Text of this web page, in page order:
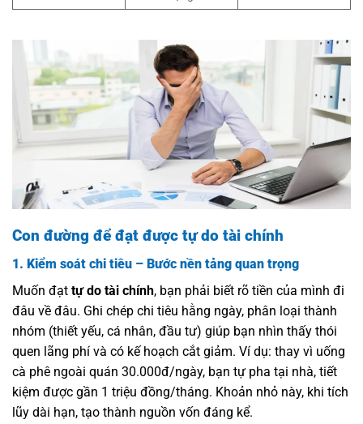
Con đường để đạt được tự do tài chính
1. Kiểm soát chi tiêu – Bước nền tảng quan trọng
Muốn đạt tự do tài chính, bạn phải biết rõ tiền của mình đi
đâu về đâu. Ghi chép chi tiêu hằng ngày, phân loại thành
nhóm (thiết yếu, cá nhân, đầu tư) giúp bạn nhìn thấy thói
quen lãng phí và có kế hoạch cắt giảm. Ví dụ: thay vì uống
cà phê ngoài quán 30.000đ/ngày, bạn tự pha tại nhà, tiết
kiệm được gần 1 triệu đồng/tháng. Khoản nhỏ này, khi tích
lũy dài hạn, tạo thành nguồn vốn đáng kể.